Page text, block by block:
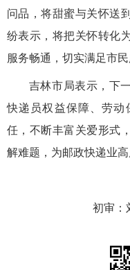
问品，将甜蜜与关怀送
纷表示，将把关怀转化
服务畅通，切实满足市民
吉林市局表示，下
快递员权益保障、劳动
任，不断丰富关爱形式
解难题，为邮政快递业高
初审